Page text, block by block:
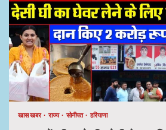
खास खबर राज्य सोनीपत हरियाणा